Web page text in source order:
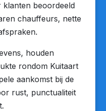
beoordeeld
chauffeurs, nette
houden
rondom Kuitaart
aankomst bij de
rust, punctualiteit